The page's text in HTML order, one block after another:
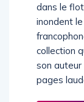
dans le
inondent le
collection
son auteur
pages